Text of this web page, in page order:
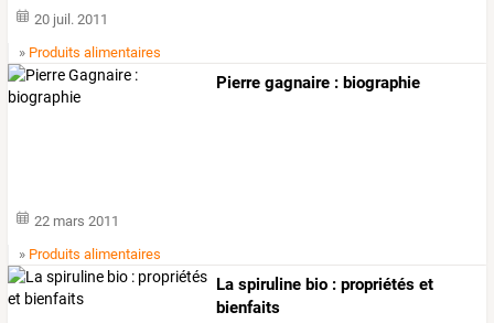
20 juil. 2011
» Produits alimentaires
Pierre gagnaire : biographie
22 mars 2011
» Produits alimentaires
La spiruline bio : propriétés et
bienfaits